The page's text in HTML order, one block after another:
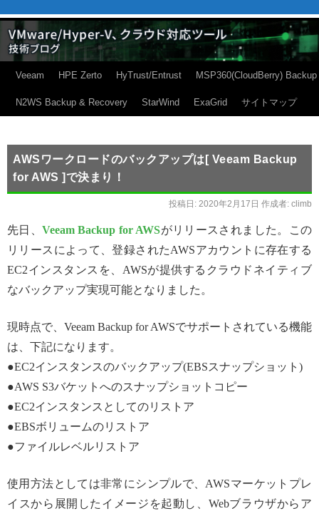
Veeam HPE Zerto HyTrust/Entrust MSP360(CloudBerry) Backup
N2WS Backup & Recovery StarWind ExaGrid サイトマップ
AWSワークロードのバックアップは[ Veeam Backup
for AWS ]で決まり！
投稿日: 2020年2月17日 作成者: climb
先日、Veeam Backup for AWSがリリースされました。この
リリースによって、登録されたAWSアカウントに存在する
EC2インスタンスを、AWSが提供するクラウドネイティブ
なバックアップ実現可能となりました。
現時点で、Veeam Backup for AWSでサポートされている機能
は、下記になります。
●EC2インスタンスのバックアップ(EBSスナップショット)
●AWS S3バケットへのスナップショットコピー
●EC2インスタンスとしてのリストア
●EBSボリュームのリストア
●ファイルレベルリストア
使用方法としては非常にシンプルで、AWSマーケットプレ
イスから展開したイメージを起動し、Webブラウザからア